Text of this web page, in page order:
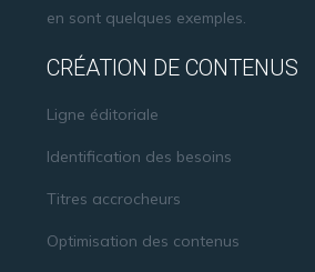
en sont quelques exemples.
CRÉATION DE CONTENUS
Ligne éditoriale
Identification des besoins
Titres accrocheurs
Optimisation des contenus